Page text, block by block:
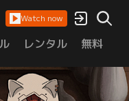
Watch now
レンタル 無料